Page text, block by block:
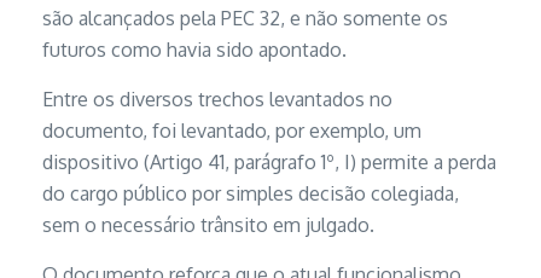
são alcançados pela PEC 32, e não somente os
futuros como havia sido apontado.
Entre os diversos trechos levantados no
documento, foi levantado, por exemplo, um
dispositivo (Artigo 41, parágrafo 1º, I) permite a perda
do cargo público por simples decisão colegiada,
sem o necessário trânsito em julgado.